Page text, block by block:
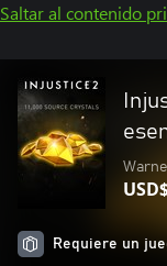
Saltar al contenido
Requiere un